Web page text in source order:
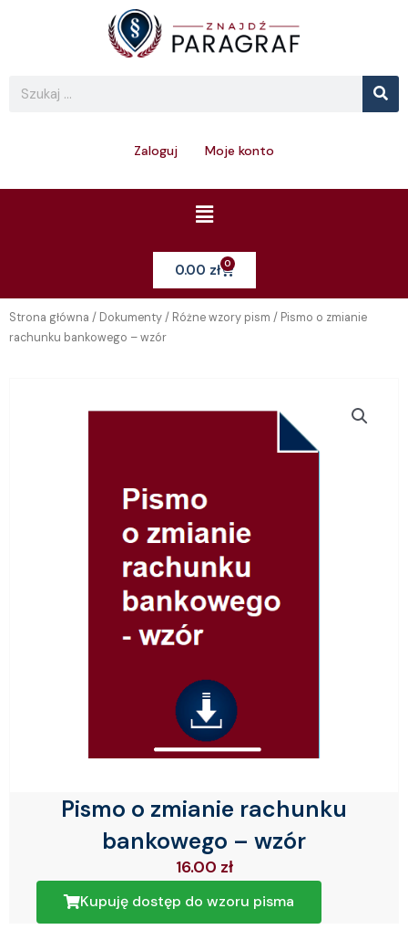
Search
Zaloguj Moje konto
Menu
0.00 zł 0Cart
Strona główna / Dokumenty/ Różne wzory pism / Pismo o zmianie
rachunku bankowego – wzór
Pismo o zmianie rachunku
bankowego – wzór
16.00 zł
Kupuję dostęp do wzoru pisma